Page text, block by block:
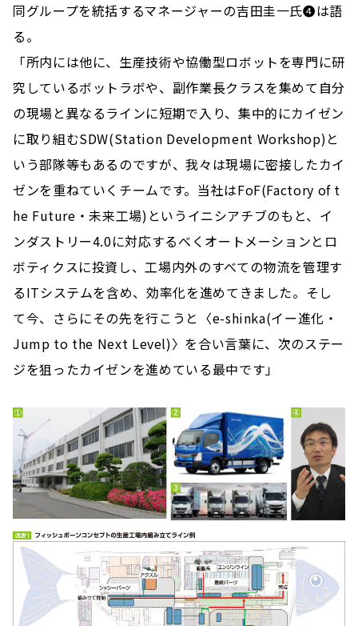
同グループを統括するマネージャーの吉田圭一氏❹は語
る。
「所内には他に、生産技術や協働型ロボットを専門に研
究しているボットラボや、副作業長クラスを集めて自分
の現場と異なるラインに短期で入り、集中的にカイゼン
に取り組むSDW(Station Development Workshop)と
いう部隊等もあるのですが、我々は現場に密接したカイ
ゼンを重ねていくチームです。当社はFoF(Factory of t
he Future・未来工場)というイニシアチブのもと、イ
ンダストリー4.0に対応するべくオートメーションとロ
ボティクスに投資し、工場内外のすべての物流を管理す
るITシステムを含め、効率化を進めてきました。そし
て今、さらにその先を行こうと〈e-shinka(イー進化・
Jump to the Next Level)〉を合い言葉に、次のステー
ジを狙ったカイゼンを進めている最中です」